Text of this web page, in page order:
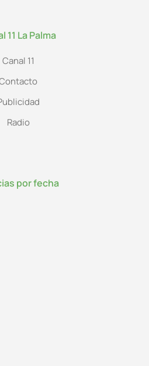
11 La Palma
Canal 11
Radio
por fecha